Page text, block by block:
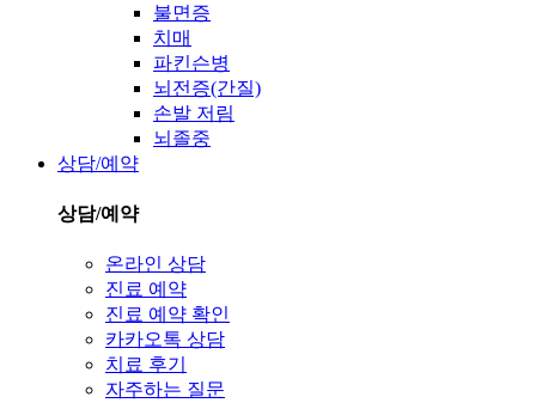
불면증
치매
파킨슨병
뇌전증(간질)
손발 저림
뇌졸중
상담/예약
상담/예약
온라인 상담
진료 예약
진료 예약 확인
카카오톡 상담
치료 후기
자주하는 질문